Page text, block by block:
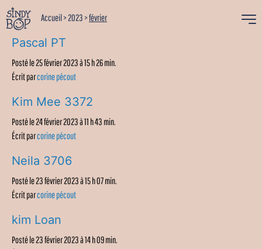
Accueil>2023 >février
Pascal PT
Posté le 25 février 2023 à 15 h 26 min.
Écrit parcorine pécout
Kim Mee 3372
Posté le 24 février 2023 à 11 h 43 min.
Écrit parcorine pécout
Neila 3706
Posté le 23 février 2023 à 15 h 07 min.
Écrit parcorine pécout
kim Loan
Posté le 23 février 2023 à 14 h 09 min.